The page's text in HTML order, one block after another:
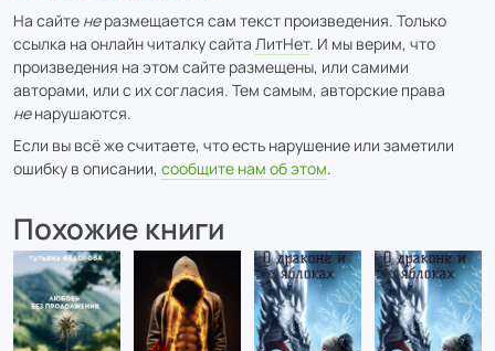
На сайте неразмещается сам текст произведения. Только
ссылка на онлайн читалку сайта ЛитНет. И мы верим, что
произведения на этом сайте размещены, или самими
авторами, или с их согласия. Тем самым, авторские права
ненарушаются.
Если вы всё же считаете, что есть нарушение или заметили
ошибку в описании, сообщите нам об этом.
Похожие книги